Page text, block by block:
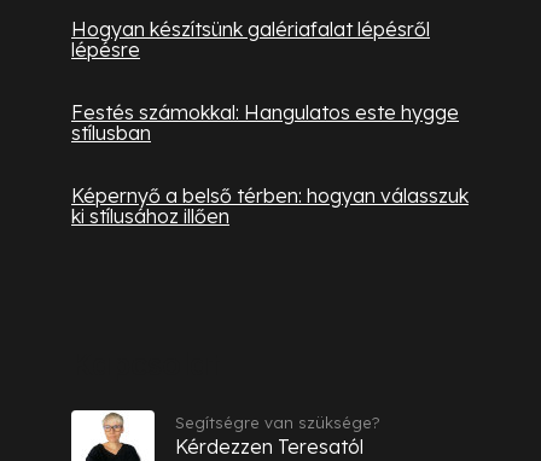
Hogyan készítsünk galériafalat lépésről
lépésre
Festés számokkal: Hangulatos este hygge
stílusban
Képernyő a belső térben: hogyan válasszuk
ki stílusához illően
Segítségre van szüksége?
Kérdezzen Teresatól